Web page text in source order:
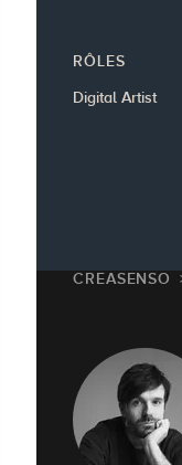
RÔLES
Digital Artist
CREASENSO